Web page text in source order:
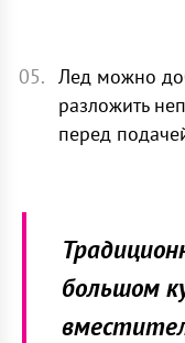
Лед можно
разложить
перед
большом